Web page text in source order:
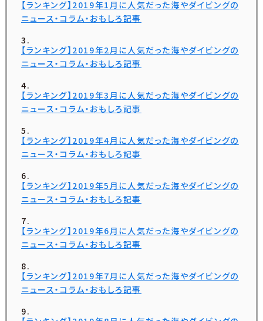
【ランキング】2019年1月に人気だった海やダイビングの
ニュース・コラム・おもしろ記事
【ランキング】2019年2月に人気だった海やダイビングの
ニュース・コラム・おもしろ記事
【ランキング】2019年3月に人気だった海やダイビングの
ニュース・コラム・おもしろ記事
【ランキング】2019年4月に人気だった海やダイビングの
ニュース・コラム・おもしろ記事
【ランキング】2019年5月に人気だった海やダイビングの
ニュース・コラム・おもしろ記事
【ランキング】2019年6月に人気だった海やダイビングの
ニュース・コラム・おもしろ記事
【ランキング】2019年7月に人気だった海やダイビングの
ニュース・コラム・おもしろ記事